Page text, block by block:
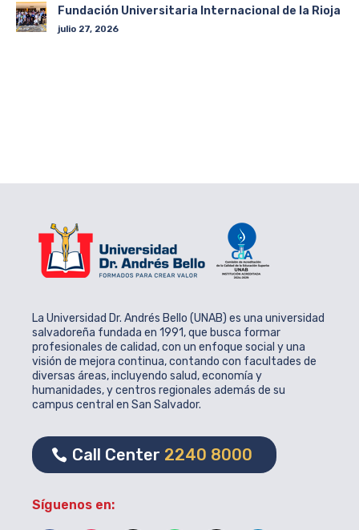
Fundación Universitaria Internacional de la Rioja
julio 27, 2026
La Universidad Dr. Andrés Bello (UNAB) es una universidad
salvadoreña fundada en 1991, que busca formar
profesionales de calidad, con un enfoque social y una
visión de mejora continua, contando con facultades de
diversas áreas, incluyendo salud, economía y
humanidades, y centros regionales además de su
campus central en San Salvador.
Call Center 2240 8000
Síguenos en: